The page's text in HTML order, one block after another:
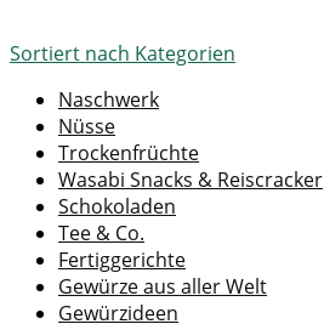
Sortiert nach Kategorien
Naschwerk
Nüsse
Trockenfrüchte
Wasabi Snacks & Reiscracker
Schokoladen
Tee & Co.
Fertiggerichte
Gewürze aus aller Welt
Gewürzideen